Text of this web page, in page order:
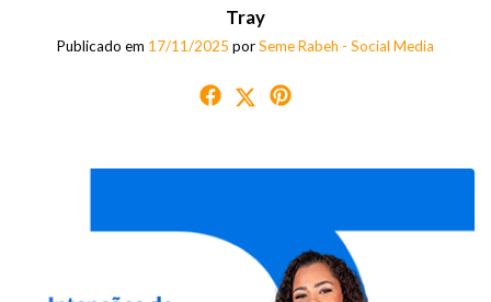
Tray
Publicado em 17/11/2025 porSeme Rabeh - Social Media